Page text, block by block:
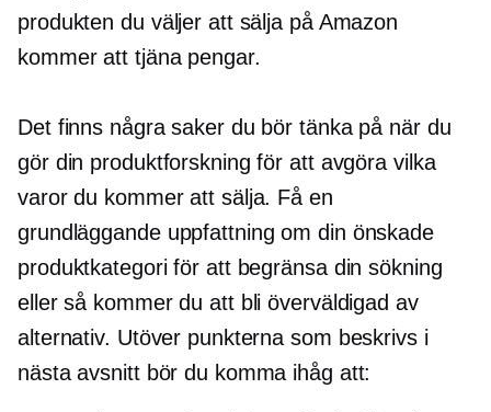
produkten du väljer att sälja på Amazon
kommer att tjäna pengar.
Det finns några saker du bör tänka på när du
gör din produktforskning för att avgöra vilka
varor du kommer att sälja. Få en
grundläggande uppfattning om din önskade
produktkategori för att begränsa din sökning
eller så kommer du att bli överväldigad av
alternativ. Utöver punkterna som beskrivs i
nästa avsnitt bör du komma ihåg att: